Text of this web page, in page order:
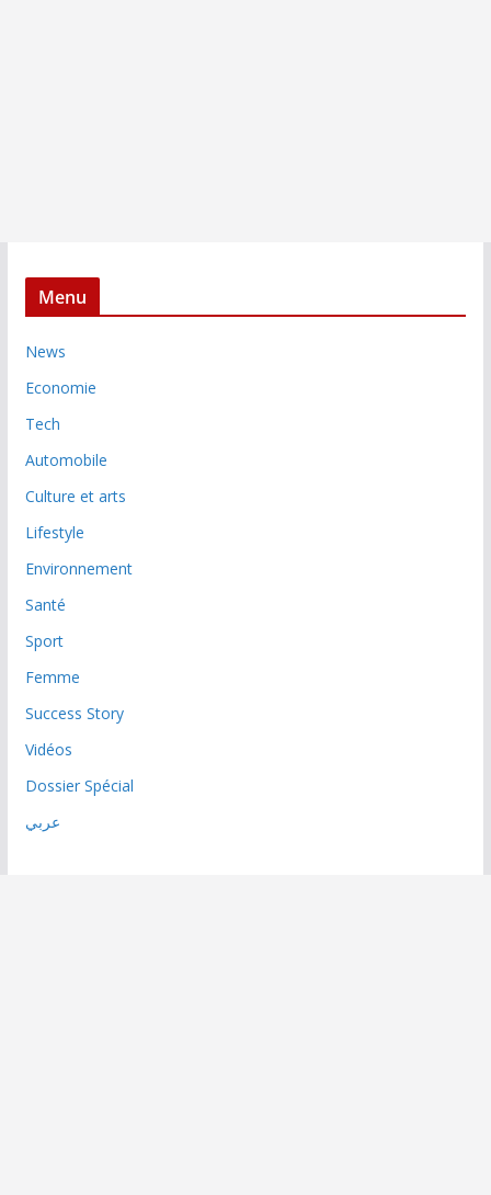
Menu
News
Economie
Tech
Automobile
Culture et arts
Lifestyle
Environnement
Santé
Sport
Femme
Success Story
Vidéos
Dossier Spécial
عربي